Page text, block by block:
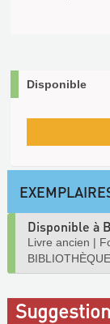
Disponible
Disponible à
Livre ancien |